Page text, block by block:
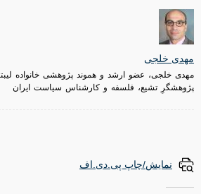
مهدی خلجی
مهدی خلجی، عضو ارشد و هموند پژوهشی خانواده
پژوهشگرِ تشیع، فلسفه و کارشناس سیاست ایران
نمایش/چاپ پی.دی.اف